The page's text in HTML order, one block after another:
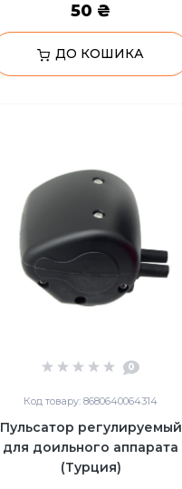
50 ₴
ДО КОШИКА
0
Код товару: 8680640064314
Пульсатор регулируемый
для доильного аппарата
(Турция)